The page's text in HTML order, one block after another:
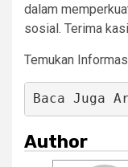
dalam
sosial. Terima
Temukan
Baca Juga
Author